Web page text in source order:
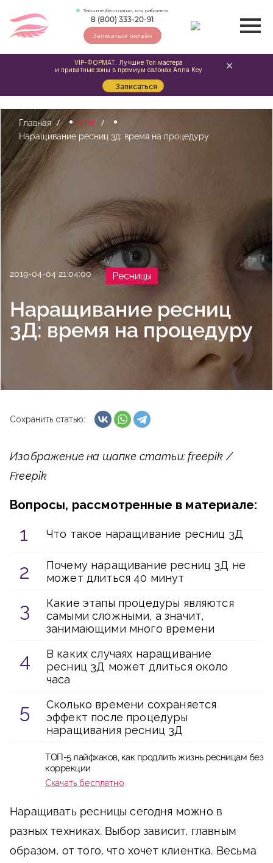
Звоните бесплатно, мы работаем
8 (800) 333-20-91
Записаться онлайн
Главная
Блог
Наращивание ресниц 3д: время на процедуру
2019-04-04 21:04:00 Ресницы
Наращивание ресниц
3Д: время на процедуру
Сохранить статью:
Изображение на шапке статьи: freepik /
Freepik
Вопросы, рассмотренные в материале:
Что такое наращивание ресниц 3Д
Почему наращивание ресниц 3Д не
может длиться 40 минут
Какие этапы процедуры являются
самыми сложными, а значит,
занимающими много времени
В каких случаях наращивание
ресниц 3Д может длиться около
часа
Сколько времени сохраняется
эффект после процедуры
наращивания ресниц 3Д
ТОП-5 лайфхаков, как продлить жизнь ресницам без
коррекции
Скачать бесплатно
Наращивать ресницы сегодня можно в
разных техниках. Выбор зависит, главным
образом, от того, что хочет клиентка. Весьма
VIP-ФОРМАТ: Лучшие Топ мастера
и приватные зоны в премиум салонах Anna Key
Записаться